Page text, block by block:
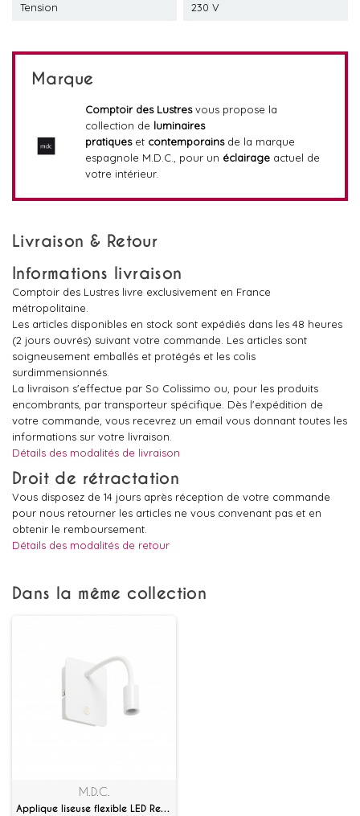
Tension 230 V
Marque
Comptoir des Lustresvous propose la
collection de luminaires
pratiques etcontemporains de la marque
espagnole M.D.C., pour un éclairage actuel de
votre intérieur.
Livraison & Retour
Informations livraison
Comptoir des Lustres livre exclusivement en France
métropolitaine.
Les articles disponibles en stock sont expédiés dans les 48 heures
(2 jours ouvrés) suivant votre commande. Les articles sont
soigneusement emballés et protégés et les colis
surdimmensionnés.
La livraison s'effectue par So Colissimo ou, pour les produits
encombrants, par transporteur spécifique. Dès l'expédition de
votre commande, vous recevrez un email vous donnant toutes les
informations sur votre livraison.
Détails des modalités de livraison
Droit de rétractation
Vous disposez de 14 jours après réception de votre commande
pour nous retourner les articles ne vous convenant pas et en
obtenir le remboursement.
Détails des modalités de retour
Dans la même collection
M.D.C.
Applique liseuse flexible LED Reader Flex